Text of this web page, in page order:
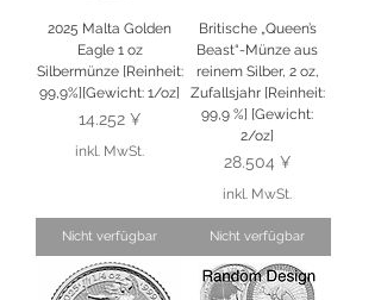
2025 Malta Golden
Eagle 1 oz
Silbermünze [Reinheit:
99,9%][Gewicht: 1/oz]
Preis
14.252 ¥
inkl. MwSt.
Nicht verfügbar
Britische „Queen’s
Beast“-Münze aus
reinem Silber, 2 oz,
Zufallsjahr [Reinheit:
99,9 %] [Gewicht:
2/oz]
Preis
28.504 ¥
inkl. MwSt.
Nicht verfügbar